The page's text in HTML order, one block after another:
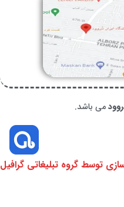
می باشد.
توسط گروه تبلیغاتی گرافیل